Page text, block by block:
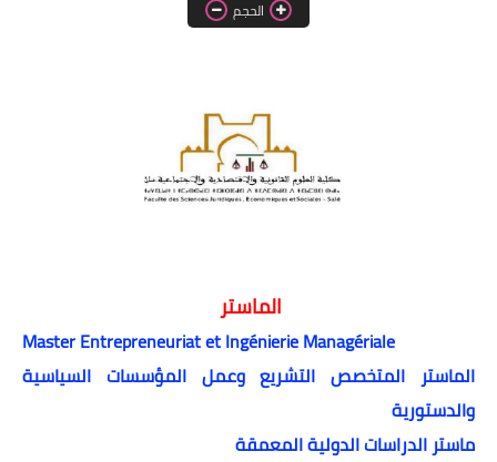
اللغة الانجليزية
إعلاميات
التعليم
الصحة
الحجم
الماستر
Master Entrepreneuriat et Ingénierie Managériale
الماستر المتخصص التشريع وعمل المؤسسات السياسية
والدستورية
ماستر الدراسات الدولية المعمقة